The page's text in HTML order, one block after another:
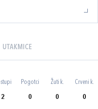
UTAKMICE
Pogotci Žuti k. Crveni k.
2 0 0 0